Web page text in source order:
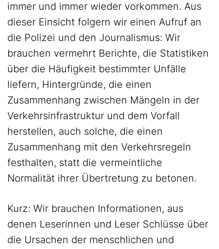
immer und immer wieder vorkommen. Aus
dieser Einsicht folgern wir einen Aufruf an
die Polizei und den Journalismus: Wir
brauchen vermehrt Berichte, die Statistiken
über die Häufigkeit bestimmter Unfälle
liefern, Hintergründe, die einen
Zusammenhang zwischen Mängeln in der
Verkehrsinfrastruktur und dem Vorfall
herstellen, auch solche, die einen
Zusammenhang mit den Verkehrsregeln
festhalten, statt die vermeintliche
Normalität ihrer Übertretung zu betonen.
Kurz: Wir brauchen Informationen, aus
denen Leserinnen und Leser Schlüsse über
die Ursachen der menschlichen und